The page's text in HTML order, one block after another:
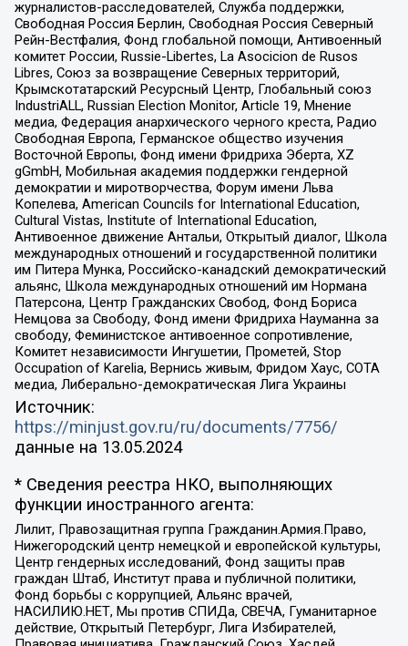
журналистов-расследователей, Служба поддержки,
Свободная Россия Берлин, Свободная Россия Северный
Рейн-Вестфалия, Фонд глобальной помощи, Антивоенный
комитет России, Russie-Libertes, La Asocicion de Rusos
Libres, Союз за возвращение Северных территорий,
Крымскотатарский Ресурсный Центр, Глобальный союз
IndustriALL, Russian Election Monitor, Article 19, Мнение
медиа, Федерация анархического черного креста, Радио
Свободная Европа, Германское общество изучения
Восточной Европы, Фонд имени Фридриха Эберта, XZ
gGmbH, Мобильная академия поддержки гендерной
демократии и миротворчества, Форум имени Льва
Копелева, American Councils for International Education,
Cultural Vistas, Institute of International Education,
Антивоенное движение Антальи, Открытый диалог, Школа
международных отношений и государственной политики
им Питера Мунка, Российско-канадский демократический
альянс, Школа международных отношений им Нормана
Патерсона, Центр Гражданских Свобод, Фонд Бориса
Немцова за Свободу, Фонд имени Фридриха Науманна за
свободу, Феминистское антивоенное сопротивление,
Комитет независимости Ингушетии, Прометей, Stop
Occupation of Karelia, Вернись живым, Фридом Хаус, СОТА
медиа, Либерально-демократическая Лига Украины
Источник:
https://minjust.gov.ru/ru/documents/7756/
данные на 13.05.2024
* Сведения реестра НКО, выполняющих
функции иностранного агента:
Лилит, Правозащитная группа Гражданин.Армия.Право,
Нижегородский центр немецкой и европейской культуры,
Центр гендерных исследований, Фонд защиты прав
граждан Штаб, Институт права и публичной политики,
Фонд борьбы с коррупцией, Альянс врачей,
НАСИЛИЮ.НЕТ, Мы против СПИДа, СВЕЧА, Гуманитарное
действие, Открытый Петербург, Лига Избирателей,